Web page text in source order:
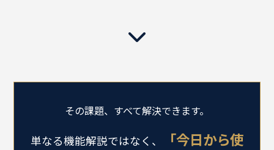
その課題、すべて解決できます。
単なる機能解説ではなく、
「今日から使